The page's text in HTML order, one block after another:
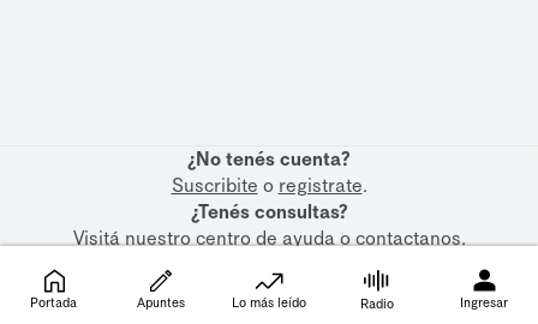
¿No tenés cuenta?
Suscribite o registrate.
¿Tenés consultas?
Visitá nuestrocentro de ayudaocontactanos.
Portada Apuntes Lo más leído Radio Ingresar